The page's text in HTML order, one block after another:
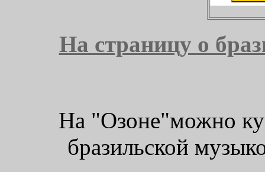
На страницу о
На "Озоне"можно
бразильской